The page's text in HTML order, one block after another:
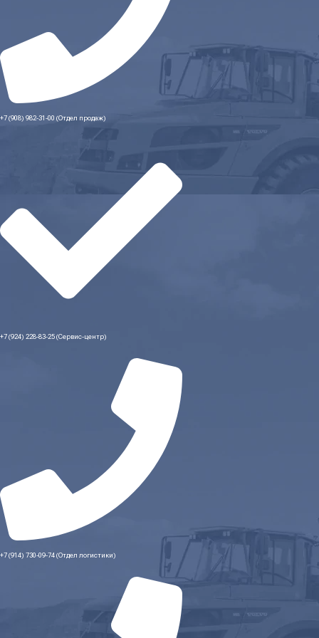
+7 (908) 982-31-00 (Отдел продаж)
+7 (924) 228-83-25 (Сервис-центр)
+7 (914) 730-09-74 (Отдел логистики)